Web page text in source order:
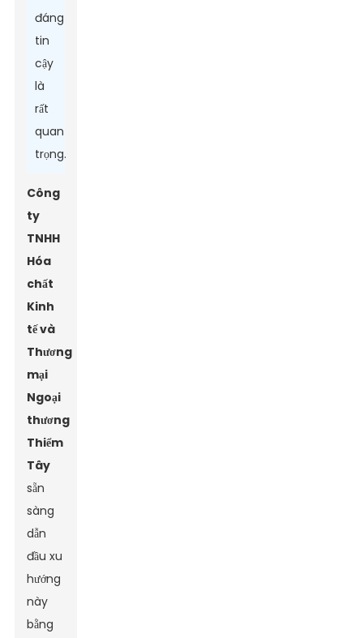
đáng
tin
cậy
là
rất
quan
trọng.
Công
ty
TNHH
Hóa
chất
Kinh
tế và
Thương
mại
Ngoại
thương
Thiểm
Tây
sẵn
sàng
dẫn
đầu xu
hướng
này
bằng